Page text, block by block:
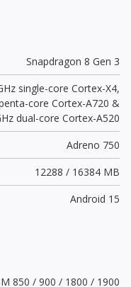
Snapdragon 8 Gen 3
single-core Cortex-X4,
core Cortex-A720 &
dual-core Cortex-A520
Adreno 750
12288 / 16384 MB
Android 15
850 / 900 / 1800 / 1900